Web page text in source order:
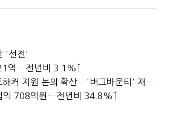
'선전'
억…전년비 3.1%↑
AI 해킹 고도화 속 화이트해커 지원 논의 확산…'버그바운티' 재조명
익 708억원…전년비 34.8%↑